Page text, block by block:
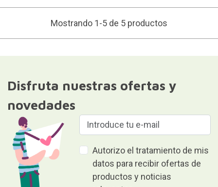
Mostrando 1-5 de 5 productos
Disfruta nuestras ofertas y
novedades
Autorizo el tratamiento de mis
datos para recibir ofertas de
productos y noticias